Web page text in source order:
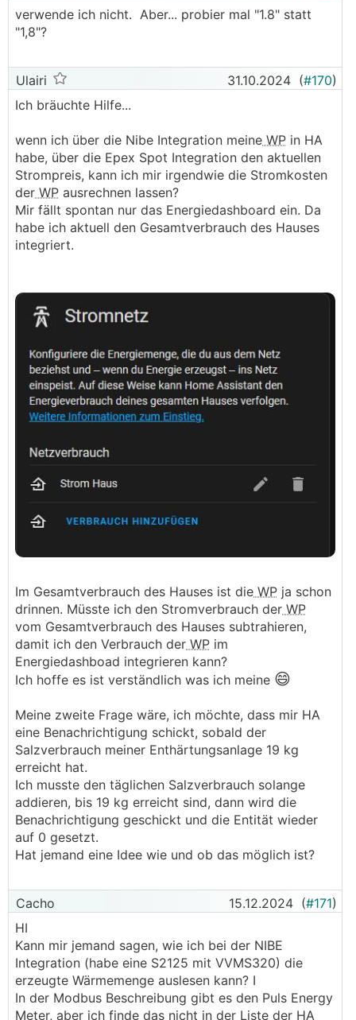
verwende ich nicht. Aber... probier mal "1.8" statt
"1,8"?
Ulairi 31.10.2024 (#170)
Ich bräuchte Hilfe...
wenn ich über die Nibe Integration meine WP in HA
habe, über die Epex Spot Integration den aktuellen
Strompreis, kann ich mir irgendwie die Stromkosten
der WP ausrechnen lassen?
Mir fällt spontan nur das Energiedashboard ein. Da
habe ich aktuell den Gesamtverbrauch des Hauses
integriert.
Im Gesamtverbrauch des Hauses ist die WP ja schon
drinnen. Müsste ich den Stromverbrauch der WP
vom Gesamtverbrauch des Hauses subtrahieren,
damit ich den Verbrauch der WP im
Energiedashboad integrieren kann?
Ich hoffe es ist verständlich was ich meine 😄
Meine zweite Frage wäre, ich möchte, dass mir HA
eine Benachrichtigung schickt, sobald der
Salzverbrauch meiner Enthärtungsanlage 19 kg
erreicht hat.
Ich musste den täglichen Salzverbrauch solange
addieren, bis 19 kg erreicht sind, dann wird die
Benachrichtigung geschickt und die Entität wieder
auf 0 gesetzt.
Hat jemand eine Idee wie und ob das möglich ist?
Cacho 15.12.2024 (#171)
HI
Kann mir jemand sagen, wie ich bei der NIBE
Integration (habe eine S2125 mit VVMS320) die
erzeugte Wärmemenge auslesen kann? I
In der Modbus Beschreibung gibt es den Puls Energy
Meter, aber ich finde das nicht in der Liste der HA